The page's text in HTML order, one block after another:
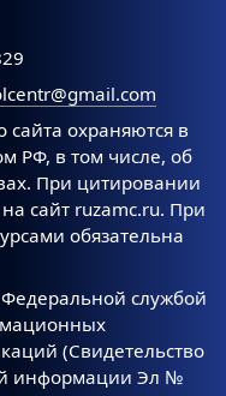
охраняются в
РФ, в том числе, об
При цитировании
сайт ruzamc.ru. При
обязательна
службой
(Свидетельство
информации Эл №